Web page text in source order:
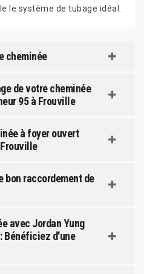
le système de tubage idéal.
cheminée
de votre cheminée
95 à Frouville
à foyer ouvert
bon raccordement de
avec Jordan Yung
Bénéficiez d'une